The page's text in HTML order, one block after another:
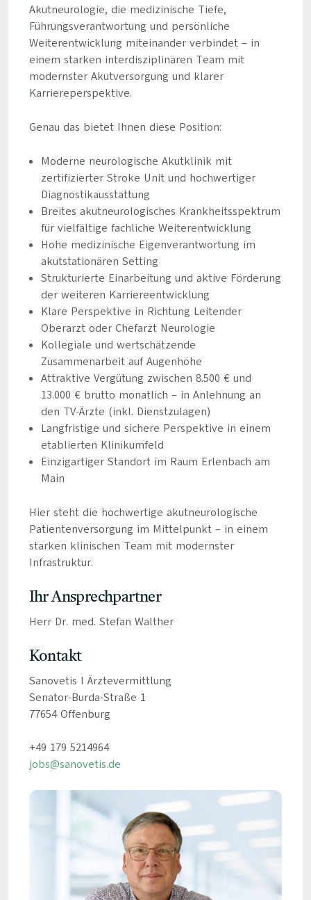
Akutneurologie, die medizinische Tiefe,
Führungsverantwortung und persönliche
Weiterentwicklung miteinander verbindet – in
einem starken interdisziplinären Team mit
modernster Akutversorgung und klarer
Karriereperspektive.
Genau das bietet Ihnen diese Position:
Moderne neurologische Akutklinik mit
zertifizierter Stroke Unit und hochwertiger
Diagnostikausstattung
Breites akutneurologisches Krankheitsspektrum
für vielfältige fachliche Weiterentwicklung
Hohe medizinische Eigenverantwortung im
akutstationären Setting
Strukturierte Einarbeitung und aktive Förderung
der weiteren Karriereentwicklung
Klare Perspektive in Richtung Leitender
Oberarzt oder Chefarzt Neurologie
Kollegiale und wertschätzende
Zusammenarbeit auf Augenhöhe
Attraktive Vergütung zwischen 8.500 € und
13.000 € brutto monatlich – in Anlehnung an
den TV-Ärzte (inkl. Dienstzulagen)
Langfristige und sichere Perspektive in einem
etablierten Klinikumfeld
Einzigartiger Standort im Raum Erlenbach am
Main
Hier steht die hochwertige akutneurologische
Patientenversorgung im Mittelpunkt – in einem
starken klinischen Team mit modernster
Infrastruktur.
Ihr Ansprechpartner
Herr Dr. med. Stefan Walther
Kontakt
Sanovetis I Ärztevermittlung
Senator-Burda-Straße 1
77654 Offenburg
+49 179 5214964
jobs@sanovetis.de